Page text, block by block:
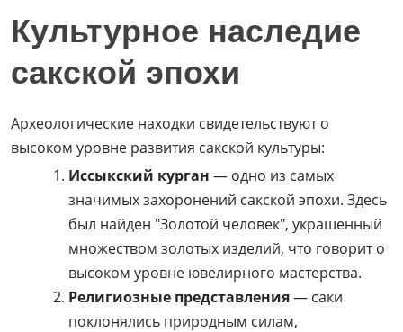
Культурное наследие
сакской эпохи
Археологические находки свидетельствуют о
высоком уровне развития сакской культуры:
Иссыкский курган — одно из самых
значимых захоронений сакской эпохи. Здесь
был найден "Золотой человек", украшенный
множеством золотых изделий, что говорит о
высоком уровне ювелирного мастерства.
Религиозные представления— саки
поклонялись природным силам,